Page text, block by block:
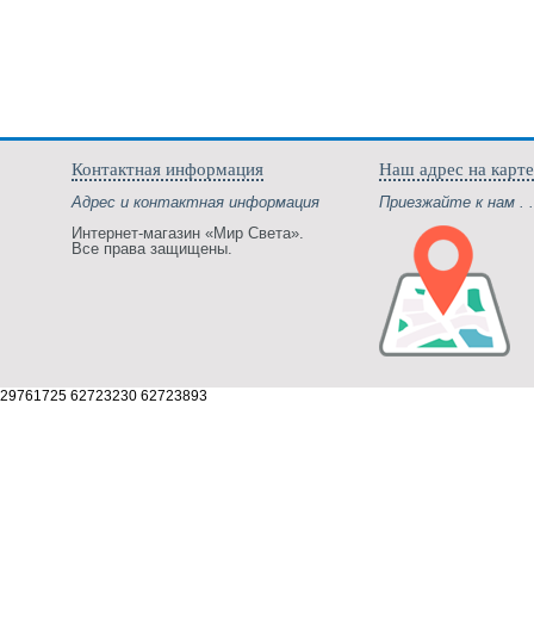
Контактная информация
Адрес и контактная информация
Интернет-магазин «Мир Света».
Все права защищены.
Наш адрес на карте
Приезжайте к нам .
29761725 62723230 62723893